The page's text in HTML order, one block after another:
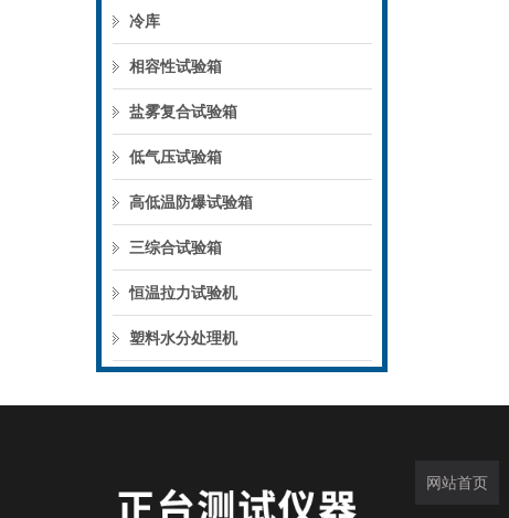
冷库
相容性试验箱
盐雾复合试验箱
低气压试验箱
高低温防爆试验箱
三综合试验箱
恒温拉力试验机
塑料水分处理机
网站首页